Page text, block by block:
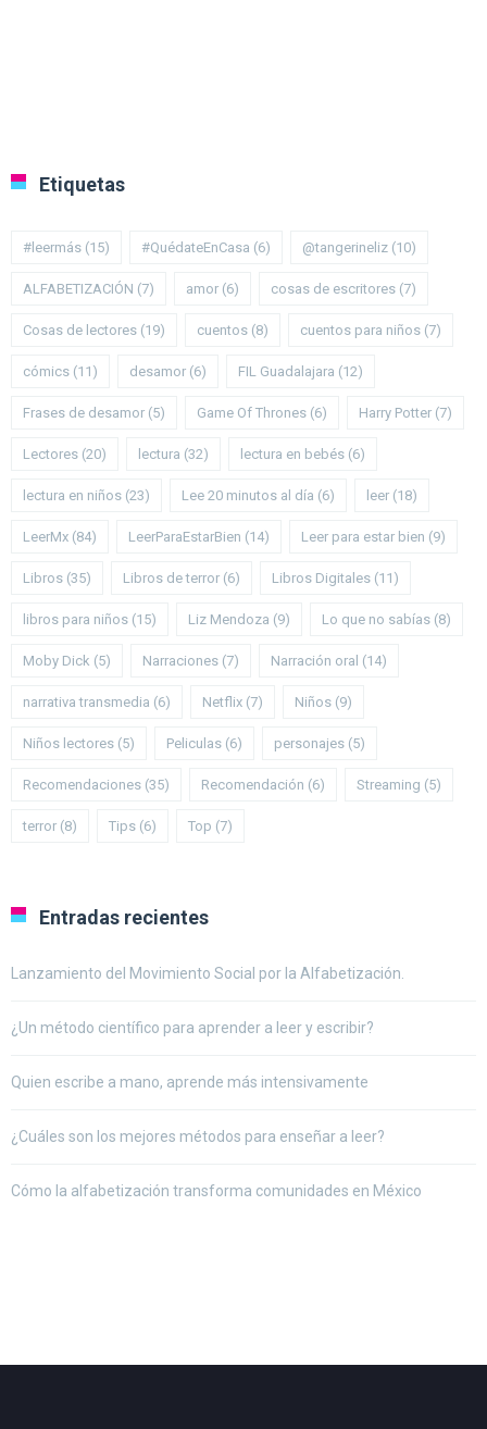
Etiquetas
#leermás (15) #QuédateEnCasa (6) @tangerineliz (10)
ALFABETIZACIÓN (7) amor (6) cosas de escritores (7)
Cosas de lectores (19) cuentos (8) cuentos para niños (7)
cómics (11) desamor (6) FIL Guadalajara (12)
Frases de desamor (5) Game Of Thrones (6) Harry Potter (7)
Lectores (20) lectura (32) lectura en bebés (6)
lectura en niños (23) Lee 20 minutos al día (6) leer (18)
LeerMx (84) LeerParaEstarBien (14) Leer para estar bien (9)
Libros (35) Libros de terror (6) Libros Digitales (11)
libros para niños (15) Liz Mendoza (9) Lo que no sabías (8)
Moby Dick (5) Narraciones (7) Narración oral (14)
narrativa transmedia (6) Netflix (7) Niños (9)
Niños lectores (5) Peliculas (6) personajes (5)
Recomendaciones (35) Recomendación (6) Streaming (5)
terror (8) Tips (6) Top (7)
Entradas recientes
Lanzamiento del Movimiento Social por la Alfabetización.
¿Un método científico para aprender a leer y escribir?
Quien escribe a mano, aprende más intensivamente
¿Cuáles son los mejores métodos para enseñar a leer?
Cómo la alfabetización transforma comunidades en México